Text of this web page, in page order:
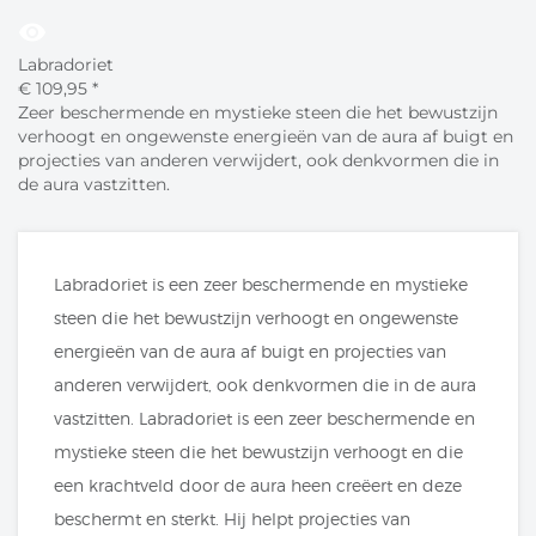
Labradoriet
€ 109,95 *
Zeer beschermende en mystieke steen die het bewustzijn
verhoogt en ongewenste energieën van de aura af buigt en
projecties van anderen verwijdert, ook denkvormen die in
de aura vastzitten.
Labradoriet is een zeer beschermende en mystieke
steen die het bewustzijn verhoogt en ongewenste
energieën van de aura af buigt en projecties van
anderen verwijdert, ook denkvormen die in de aura
vastzitten. Labradoriet is een zeer beschermende en
mystieke steen die het bewustzijn verhoogt en die
een krachtveld door de aura heen creëert en deze
beschermt en sterkt. Hij helpt projecties van